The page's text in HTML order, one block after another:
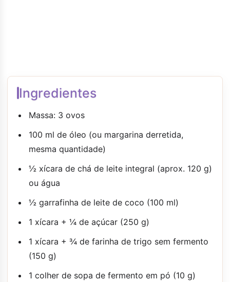
Ingredientes
Massa: 3 ovos
100 ml de óleo (ou margarina derretida,
mesma quantidade)
½ xícara de chá de leite integral (aprox. 120 g)
ou água
½ garrafinha de leite de coco (100 ml)
1 xícara + ¼ de açúcar (250 g)
1 xícara + ¾ de farinha de trigo sem fermento
(150 g)
1 colher de sopa de fermento em pó (10 g)